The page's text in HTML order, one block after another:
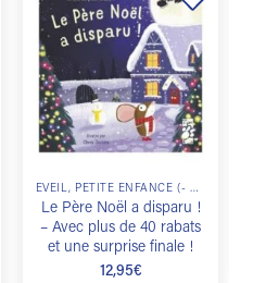
Ajouter
à la
liste de
souhaits
ÉVEIL, PETITE ENFANCE (- DE 3 ANS)
Le Père Noël a disparu !
– Avec plus de 40 rabats
et une surprise finale !
12,95€